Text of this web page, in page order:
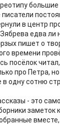
в центр
едва ли
пишет о
времени
посёлок
про Петра,
одну сотню
- это
заметок